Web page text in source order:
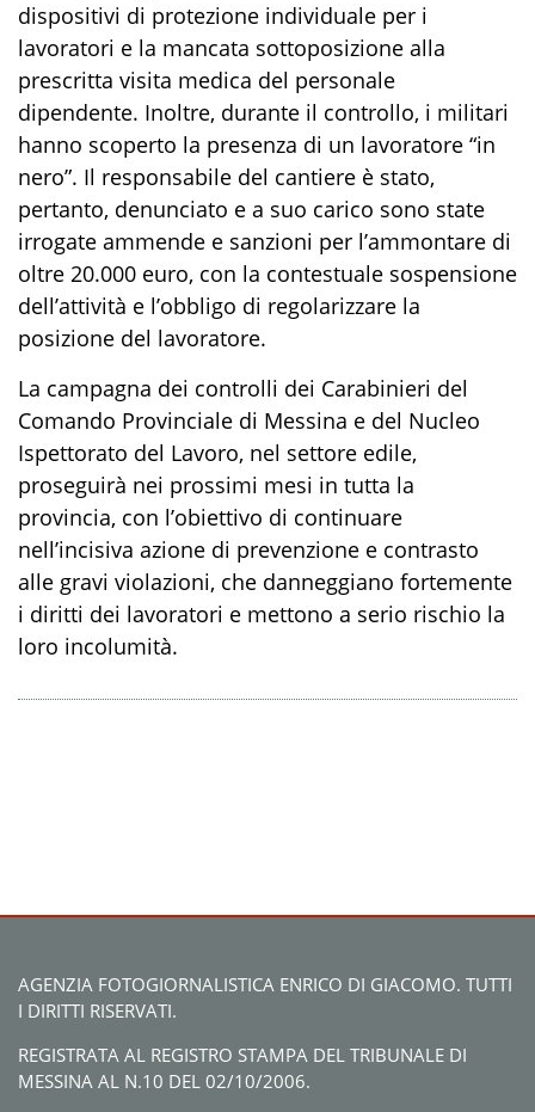
dispositivi di protezione individuale per i
lavoratori e la mancata sottoposizione alla
prescritta visita medica del personale
dipendente. Inoltre, durante il controllo, i militari
hanno scoperto la presenza di un lavoratore “in
nero”. Il responsabile del cantiere è stato,
pertanto, denunciato e a suo carico sono state
irrogate ammende e sanzioni per l’ammontare di
oltre 20.000 euro, con la contestuale sospensione
dell’attività e l’obbligo di regolarizzare la
posizione del lavoratore.
La campagna dei controlli dei Carabinieri del
Comando Provinciale di Messina e del Nucleo
Ispettorato del Lavoro, nel settore edile,
proseguirà nei prossimi mesi in tutta la
provincia, con l’obiettivo di continuare
nell’incisiva azione di prevenzione e contrasto
alle gravi violazioni, che danneggiano fortemente
i diritti dei lavoratori e mettono a serio rischio la
loro incolumità.
AGENZIA FOTOGIORNALISTICA ENRICO DI GIACOMO. TUTTI
I DIRITTI RISERVATI.
REGISTRATA AL REGISTRO STAMPA DEL TRIBUNALE DI
MESSINA AL N.10 DEL 02/10/2006.